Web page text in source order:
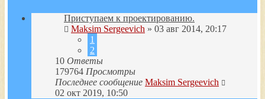
Приступаем к проектированию.
Maksim Sergeevich » 03 авг 2014, 20:17
1
2
10 Ответы
179764 Просмотры
Последнее сообщение Maksim Sergeevich
02 окт 2019, 10:50